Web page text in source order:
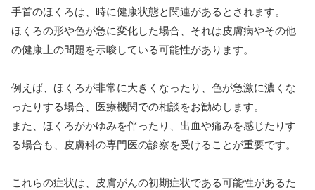
手首のほくろは、時に健康状態と関連があるとされます。
ほくろの形や色が急に変化した場合、それは皮膚病やその他
の健康上の問題を示唆している可能性があります。
例えば、ほくろが非常に大きくなったり、色が急激に濃くな
ったりする場合、医療機関での相談をお勧めします。
また、ほくろがかゆみを伴ったり、出血や痛みを感じたりす
る場合も、皮膚科の専門医の診察を受けることが重要です。
これらの症状は、皮膚がんの初期症状である可能性があるた